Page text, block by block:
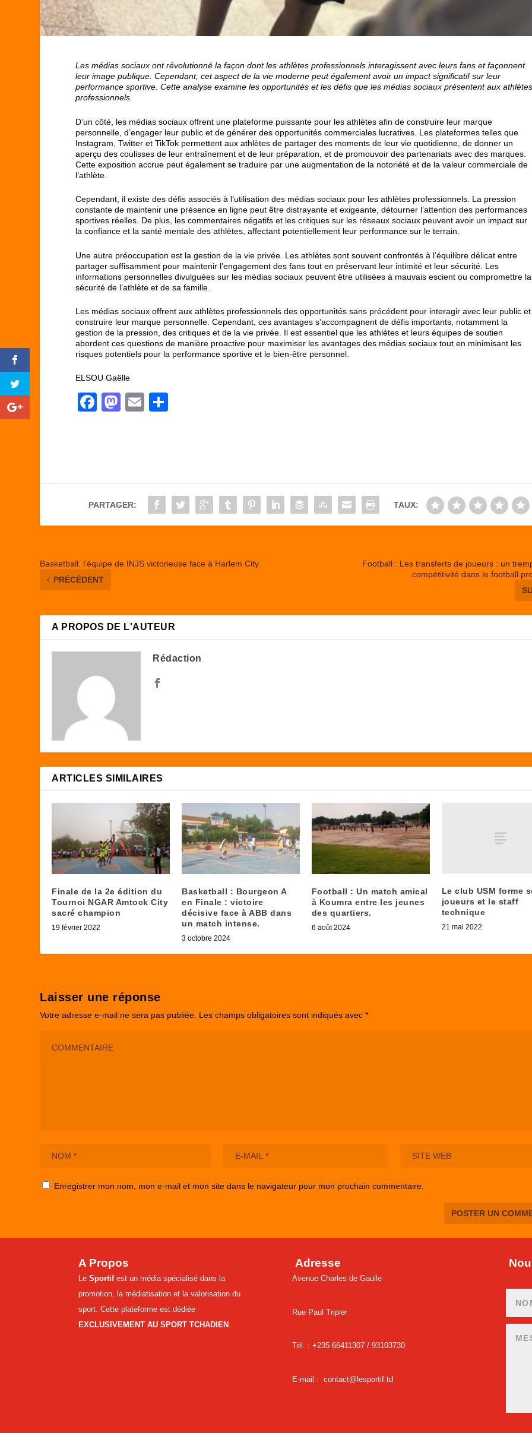
Les médias sociaux ont révolutionné la façon dont les athlètes professionnels interagissent avec leurs fans et façonnent
leur image publique. Cependant, cet aspect de la vie moderne peut également avoir un impact significatif sur leur
performance sportive. Cette analyse examine les opportunités et les défis que les médias sociaux présentent aux
professionnels.
D’un côté, les médias sociaux offrent une plateforme puissante pour les athlètes afin de construire leur marque
personnelle, d’engager leur public et de générer des opportunités commerciales lucratives. Les plateformes telles que
Instagram, Twitter et TikTok permettent aux athlètes de partager des moments de leur vie quotidienne, de donner un
aperçu des coulisses de leur entraînement et de leur préparation, et de promouvoir des partenariats avec des marques.
Cette exposition accrue peut également se traduire par une augmentation de la notoriété et de la valeur commerciale de
l’athlète.
Cependant, il existe des défis associés à l’utilisation des médias sociaux pour les athlètes professionnels. La pression
constante de maintenir une présence en ligne peut être distrayante et exigeante, détourner l’attention des performances
sportives réelles. De plus, les commentaires négatifs et les critiques sur les réseaux sociaux peuvent avoir un impact sur
la confiance et la santé mentale des athlètes, affectant potentiellement leur performance sur le terrain.
Une autre préoccupation est la gestion de la vie privée. Les athlètes sont souvent confrontés à l’équilibre délicat entre
partager suffisamment pour maintenir l’engagement des fans tout en préservant leur intimité et leur sécurité. Les
informations personnelles divulguées sur les médias sociaux peuvent être utilisées à mauvais escient ou compromettre la
sécurité de l’athlète et de sa famille.
Les médias sociaux offrent aux athlètes professionnels des opportunités sans précédent pour interagir avec leur public et
construire leur marque personnelle. Cependant, ces avantages s’accompagnent de défis importants, notamment la
gestion de la pression, des critiques et de la vie privée. Il est essentiel que les athlètes et leurs équipes de soutien
abordent ces questions de manière proactive pour maximiser les avantages des médias sociaux tout en minimisant les
risques potentiels pour la performance sportive et le bien-être personnel.
ELSOU Gaëlle
F
b
o
M
d
o
E
er
PARTAGER: TAUX:
Basketball: l’équipe de INJS victorieuse face à Harlem City.
PRÉCÉDENT
Football : Les transferts de joueurs : un
compétitivité dans le football
A PROPOS DE L'AUTEUR
Rédaction
ARTICLES SIMILAIRES
Finale de la 2e édition du
Tournoi NGAR Amtock City
sacré champion
19 février 2022
Basketball : Bourgeon A
en Finale : victoire
décisive face à ABB dans
un match intense.
3 octobre 2024
Football : Un match amical
à Koumra entre les jeunes
des quartiers.
6 août 2024
Le club USM forme
joueurs et le staff
technique
21 mai 2022
Laisser une réponse
Votre adresse e-mail ne sera pas publiée. Les champs obligatoires sont indiqués avec*
Enregistrer mon nom, mon e-mail et mon site dans le navigateur pour mon prochain commentaire.
A Propos
Le Sportifest un média spécialisé dans la
promotion, la médiatisation et la valorisation du
sport. Cette plateforme est dédiée
EXCLUSIVEMENT AU SPORT TCHADIEN .
Adresse
Avenue Charles de Gaulle
Rue Paul Tripier
Tél. : +235 66411307 / 93103730
E-mail : contact@lesportif.td